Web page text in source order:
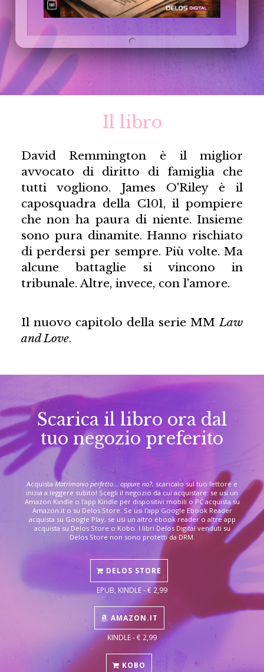
Il libro
David Remmington è il miglior
avvocato di diritto di famiglia che
tutti vogliono. James O'Riley è il
caposquadra della C101, il pompiere
che non ha paura di niente. Insieme
sono pura dinamite. Hanno rischiato
di perdersi per sempre. Più volte. Ma
alcune battaglie si vincono in
tribunale. Altre, invece, con l'amore.
Il nuovo capitolo della serie MM Law
and Love.
Scarica il libro ora dal
tuo negozio preferito
Acquista Matrimonio perfetto... oppure no?, scaricalo sul tuo lettore e
inizia a leggere subito! Scegli il negozio da cui acquistare: se usi un
Amazon Kindle o l'app Kindle per dispositivi mobili o PC acquista su
Amazon.it o su Delos Store. Se usi l'app Google Ebook Reader
acquista su Google Play, se usi un altro ebook reader o altre app
acquista su Delos Store o Kobo. I libri Delos Digital venduti su
Delos Store non sono protetti da DRM.
DELOS STORE
EPUB, KINDLE - € 2,99
AMAZON.IT
KINDLE - € 2,99
KOBO